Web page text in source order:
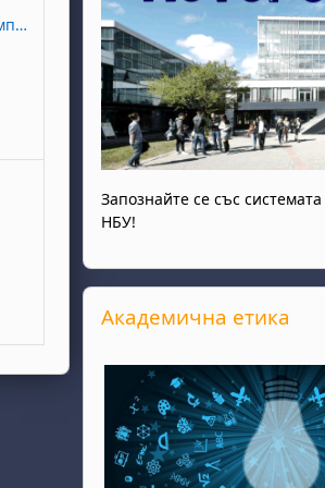
г. (неделя)
Запознайте се със
НБУ!
Прескочи Академична етика
Академична етика